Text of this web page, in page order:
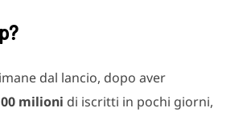
dal lancio, dopo aver
milioni di iscritti in pochi giorni,